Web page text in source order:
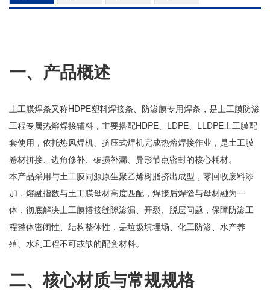
一、产品概述
土工膜焊条又称HDPE塑料焊接条、防渗膜专用焊条，是土工膜防渗
工程专属热熔焊接辅料，主要搭配HDPE、LDPE、LLDPE土工膜配
套使用，依托热风焊机、挤压式焊机完成热熔焊接作业，是土工膜
卷材拼接、边角修补、破损补漏、异形节点密封的核心耗材。
本产品采用与土工膜同源原生聚乙烯树脂挤出成型，零回收废料添
加，熔融指数与土工膜母材高度匹配，焊接后焊缝与母材融为一
体，彻底解决土工膜搭接缝隙渗漏、开裂、脱层问题，保障防渗工
程整体密闭性、结构整体性，是垃圾填埋场、化工防渗、水产养
殖、水利工程不可或缺的配套材料。
二、核心材质与常规规格